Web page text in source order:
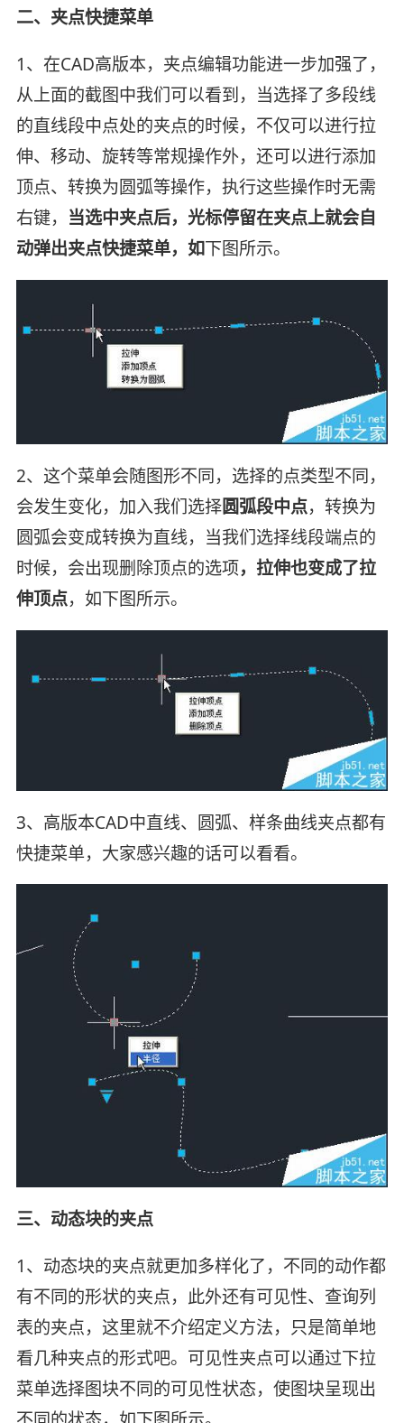
二、夹点快捷菜单
1、在CAD高版本，夹点编辑功能进一步加强了，
从上面的截图中我们可以看到，当选择了多段线
的直线段中点处的夹点的时候，不仅可以进行拉
伸、移动、旋转等常规操作外，还可以进行添加
顶点、转换为圆弧等操作，执行这些操作时无需
右键， 当选中夹点后，光标停留在夹点上就会自
动弹出夹点快捷菜单，如下图所示。
2、这个菜单会随图形不同，选择的点类型不同，
会发生变化，加入我们选择圆弧段中点，转换为
圆弧会变成转换为直线，当我们选择线段端点的
时候，会出现删除顶点的选项，拉伸也变成了拉
伸顶点，如下图所示。
3、高版本CAD中直线、圆弧、样条曲线夹点都有
快捷菜单，大家感兴趣的话可以看看。
三、动态块的夹点
1、动态块的夹点就更加多样化了，不同的动作都
有不同的形状的夹点，此外还有可见性、查询列
表的夹点，这里就不介绍定义方法，只是简单地
看几种夹点的形式吧。可见性夹点可以通过下拉
菜单选择图块不同的可见性状态，使图块呈现出